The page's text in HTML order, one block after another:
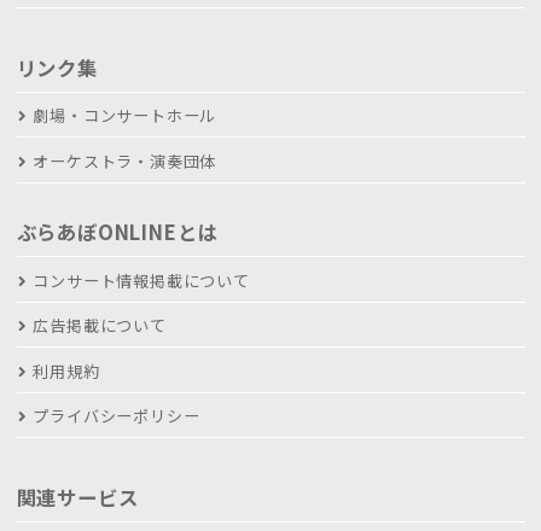
リンク集
劇場・コンサートホール
オーケストラ・演奏団体
ぶらあぼONLINEとは
コンサート情報掲載について
広告掲載について
利用規約
プライバシーポリシー
関連サービス